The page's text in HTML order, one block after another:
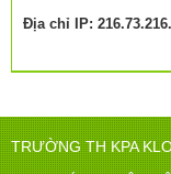
Địa chỉ IP:
TRƯỜNG TH KPA